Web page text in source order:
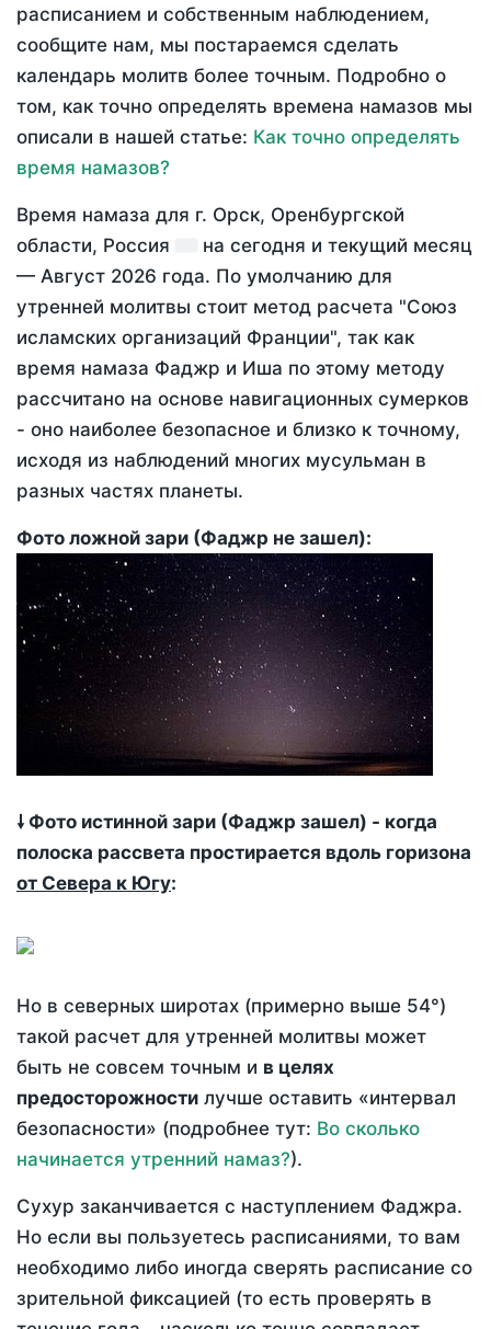
расписанием и собственным наблюдением,
сообщите нам, мы постараемся сделать
календарь молитв более точным. Подробно о
том, как точно определять времена намазов мы
описали в нашей статье: Как точно определять
время намазов?
Время намаза для г. Орск, Оренбургской
области, Россия
на сегодня и текущий месяц
— Август 2026 года. По умолчанию для
утренней молитвы стоит метод расчета "Союз
исламских организаций Франции", так как
время намаза Фаджр и Иша по этому методу
рассчитано на основе навигационных сумерков
- оно наиболее безопасное и близко к точному,
исходя из наблюдений многих мусульман в
разных частях планеты.
Фото ложной зари (Фаджр не зашел):
🠗 Фото истинной зари (Фаджр зашел) - когда
полоска рассвета простирается вдоль горизона
от Севера к Югу:
Но в северных широтах (примерно выше 54°)
такой расчет для утренней молитвы может
быть не совсем точным и в целях
предосторожности лучше оставить «интервал
безопасности» (подробнее тут: Во сколько
начинается утренний намаз?).
Сухур заканчивается с наступлением Фаджра.
Но если вы пользуетесь расписаниями, то вам
необходимо либо иногда сверять расписание со
зрительной фиксацией (то есть проверять в